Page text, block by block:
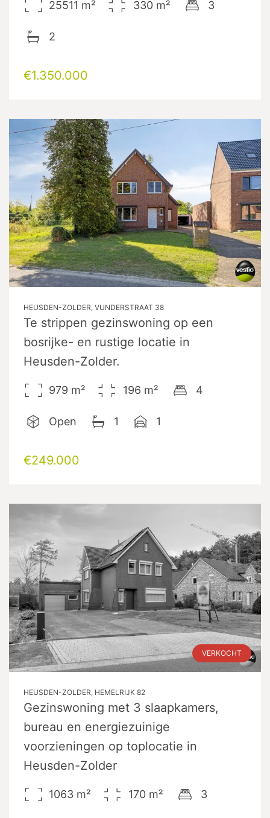
25511 m² 330 m² 3
2
€1.350.000
HEUSDEN-ZOLDER, VUNDERSTRAAT 38
Te strippen gezinswoning op een
bosrijke- en rustige locatie in
Heusden-Zolder.
979 m² 196 m² 4
Open 1 1
€249.000
VERKOCHT
HEUSDEN-ZOLDER, HEMELRIJK 82
Gezinswoning met 3 slaapkamers,
bureau en energiezuinige
voorzieningen op toplocatie in
Heusden-Zolder
1063 m² 170 m² 3